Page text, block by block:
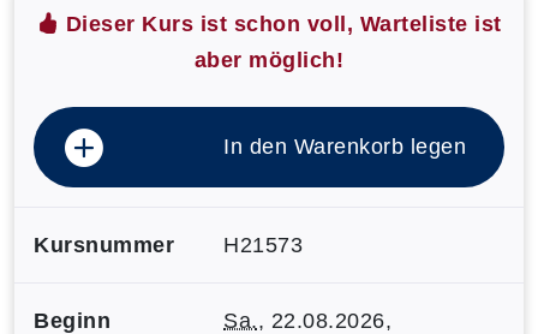
Dieser Kurs ist schon voll, Warteliste ist
aber möglich!
In den Warenkorb legen
Kursnummer H21573
Beginn Sa., 22.08.2026,